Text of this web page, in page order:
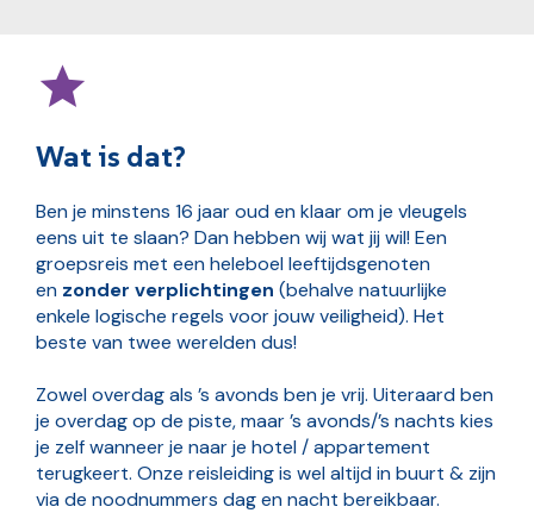
Wat is dat?
Ben je minstens 16 jaar oud en klaar om je vleugels
eens uit te slaan? Dan hebben wij wat jij wil! Een
groepsreis met een heleboel leeftijdsgenoten
en zonder verplichtingen (behalve natuurlijke
enkele logische regels voor jouw veiligheid). Het
beste van twee werelden dus!
Zowel overdag als ’s avonds ben je vrij. Uiteraard ben
je overdag op de piste, maar ’s avonds/’s nachts kies
je zelf wanneer je naar je hotel / appartement
terugkeert. Onze reisleiding is wel altijd in buurt & zijn
via de noodnummers dag en nacht bereikbaar.